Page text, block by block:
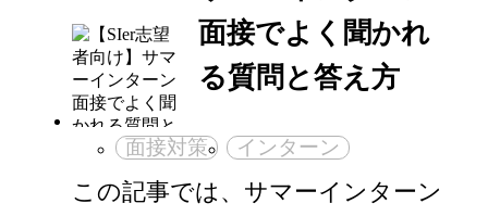
面接でよく聞かれ
る質問と答え方
面接対策 インターン
この記事では、サマーインターン